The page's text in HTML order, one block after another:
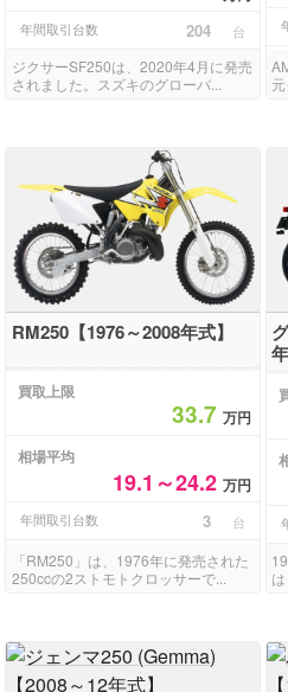
年間取引台数 204 台
ジクサーSF250は、2020年4月に発売
されました。スズキのグローバ...
RM250【1976～2008年式】
買取上限
33.7万円
相場平均
19.1～24.2万円
年間取引台数 3 台
「RM250」は、1976年に発売された
250ccの2ストモトクロッサーで...